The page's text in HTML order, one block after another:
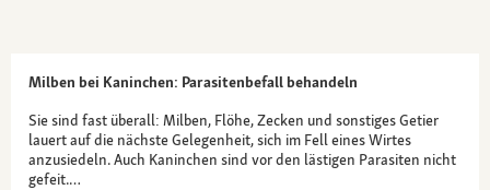
Milben bei Kaninchen: Parasitenbefall behandeln
Sie sind fast überall: Milben, Flöhe, Zecken und sonstiges Getier
lauert auf die nächste Gelegenheit, sich im Fell eines Wirtes
anzusiedeln. Auch Kaninchen sind vor den lästigen Parasiten nicht
gefeit.…